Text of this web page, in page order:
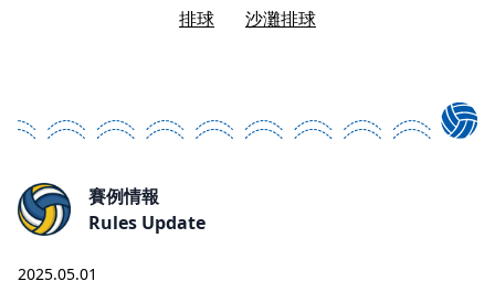
排球
沙灘排球
賽例情報
Rules Update
2025.05.01